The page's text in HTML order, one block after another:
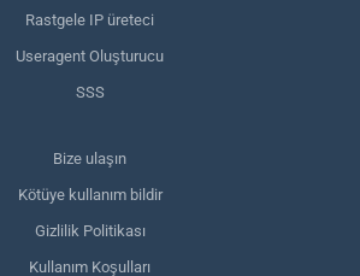
Rastgele IP üreteci
Useragent Oluşturucu
SSS
Bize ulaşın
Kötüye kullanım bildir
Gizlilik Politikası
Kullanım Koşulları